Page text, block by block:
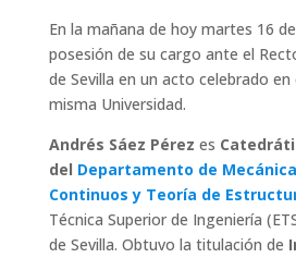
En la mañana de hoy martes 16
posesión de su cargo ante el
de Sevilla en un acto celebrado
misma Universidad.
Andrés Sáez Pérez es
del Departamento de
Continuos y Teoría de
Técnica Superior de Ingeniería
de Sevilla. Obtuvo la titulación de